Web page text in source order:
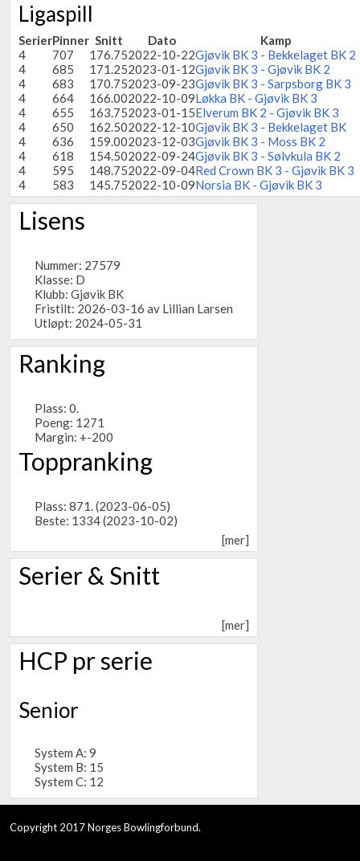
Ligaspill
SerierPinner Snitt Dato
Kamp
4
707 176.752022-10-22Gjøvik BK 3 - Bekkelaget BK 2
4
685 171.252023-01-12Gjøvik BK 3 - Gjøvik BK 2
4
683 170.752023-09-23Gjøvik BK 3 - Sarpsborg BK 3
4
664 166.002022-10-09Løkka BK - Gjøvik BK 3
4
655 163.752023-01-15Elverum BK 2 - Gjøvik BK 3
4
650 162.502022-12-10Gjøvik BK 3 - Bekkelaget BK
4
636 159.002023-12-03Gjøvik BK 3 - Moss BK 2
4
618 154.502022-09-24Gjøvik BK 3 - Sølvkula BK 2
4
595 148.752022-09-04Red Crown BK 3 - Gjøvik BK 3
4
583 145.752022-10-09Norsia BK - Gjøvik BK 3
Lisens
Nummer: 27579
Klasse: D
Klubb: Gjøvik BK
Fristilt: 2026-03-16 av Lillian Larsen
Utløpt: 2024-05-31
Ranking
Plass: 0.
Poeng: 1271
Margin: +-200
Toppranking
Plass: 871. (2023-06-05)
Beste: 1334 (2023-10-02)
[mer]
Serier & Snitt
[mer]
HCP pr serie
Senior
System A: 9
System B: 15
System C: 12
Copyright 2017 Norges Bowlingforbund.